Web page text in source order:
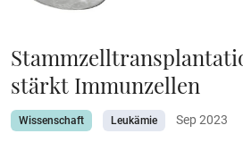
stärkt Immunzellen
Wissenschaft Leukämie Sep 2023